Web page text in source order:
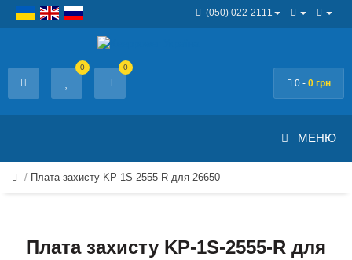
(050) 022-2111
0 - 0 грн
0 0
МЕНЮ
Плата захисту KP-1S-2555-R для 26650
Плата захисту KP-1S-2555-R для